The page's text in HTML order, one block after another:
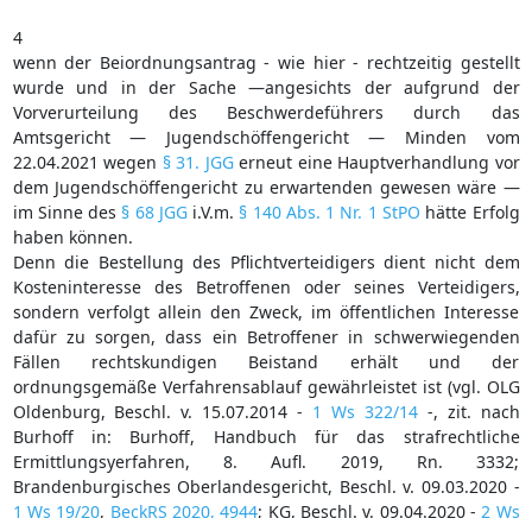
4
wenn der Beiordnungsantrag - wie hier - rechtzeitig gestellt
wurde und in der Sache —angesichts der aufgrund der
Vorverurteilung des Beschwerdeführers durch das
Amtsgericht — Jugendschöffengericht — Minden vom
22.04.2021 wegen § 31. JGGerneut eine Hauptverhandlung vor
dem Jugendschöffengericht zu erwartenden gewesen wäre —
im Sinne des § 68 JGGi.V.m. § 140 Abs. 1 Nr. 1 StPO hätte Erfolg
haben können.
Denn die Bestellung des Pflichtverteidigers dient nicht dem
Kosteninteresse des Betroffenen oder seines Verteidigers,
sondern verfolgt allein den Zweck, im öffentlichen Interesse
dafür zu sorgen, dass ein Betroffener in schwerwiegenden
Fällen rechtskundigen Beistand erhält und der
ordnungsgemäße Verfahrensablauf gewährleistet ist (vgl. OLG
Oldenburg, Beschl. v. 15.07.2014 - 1 Ws 322/14-, zit. nach
Burhoff in: Burhoff, Handbuch für das strafrechtliche
Ermittlungsyerfahren, 8. Aufl. 2019, Rn. 3332;
Brandenburgisches Oberlandesgericht, Beschl. v. 09.03.2020 -
1 Ws 19/20, BeckRS 2020, 4944; KG, Beschl. v. 09.04.2020 - 2 Ws